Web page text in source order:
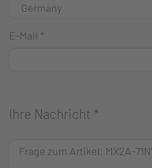
E-Mail *
Ihre Nachricht *